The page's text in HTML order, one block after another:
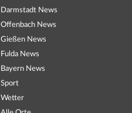
Darmstadt News
Offenbach News
Gießen News
Fulda News
Bayern News
Sport
Wetter